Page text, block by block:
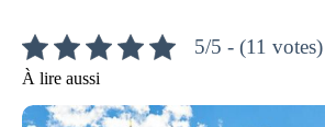
5/5 - (11 votes)
À lire aussi